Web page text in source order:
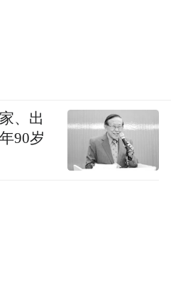
、出
90岁